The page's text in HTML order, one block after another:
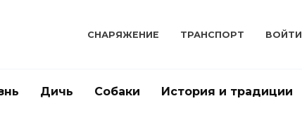
СНАРЯЖЕНИЕ ТРАНСПОРТ ВОЙТИ
Дичь Собаки История и традиции